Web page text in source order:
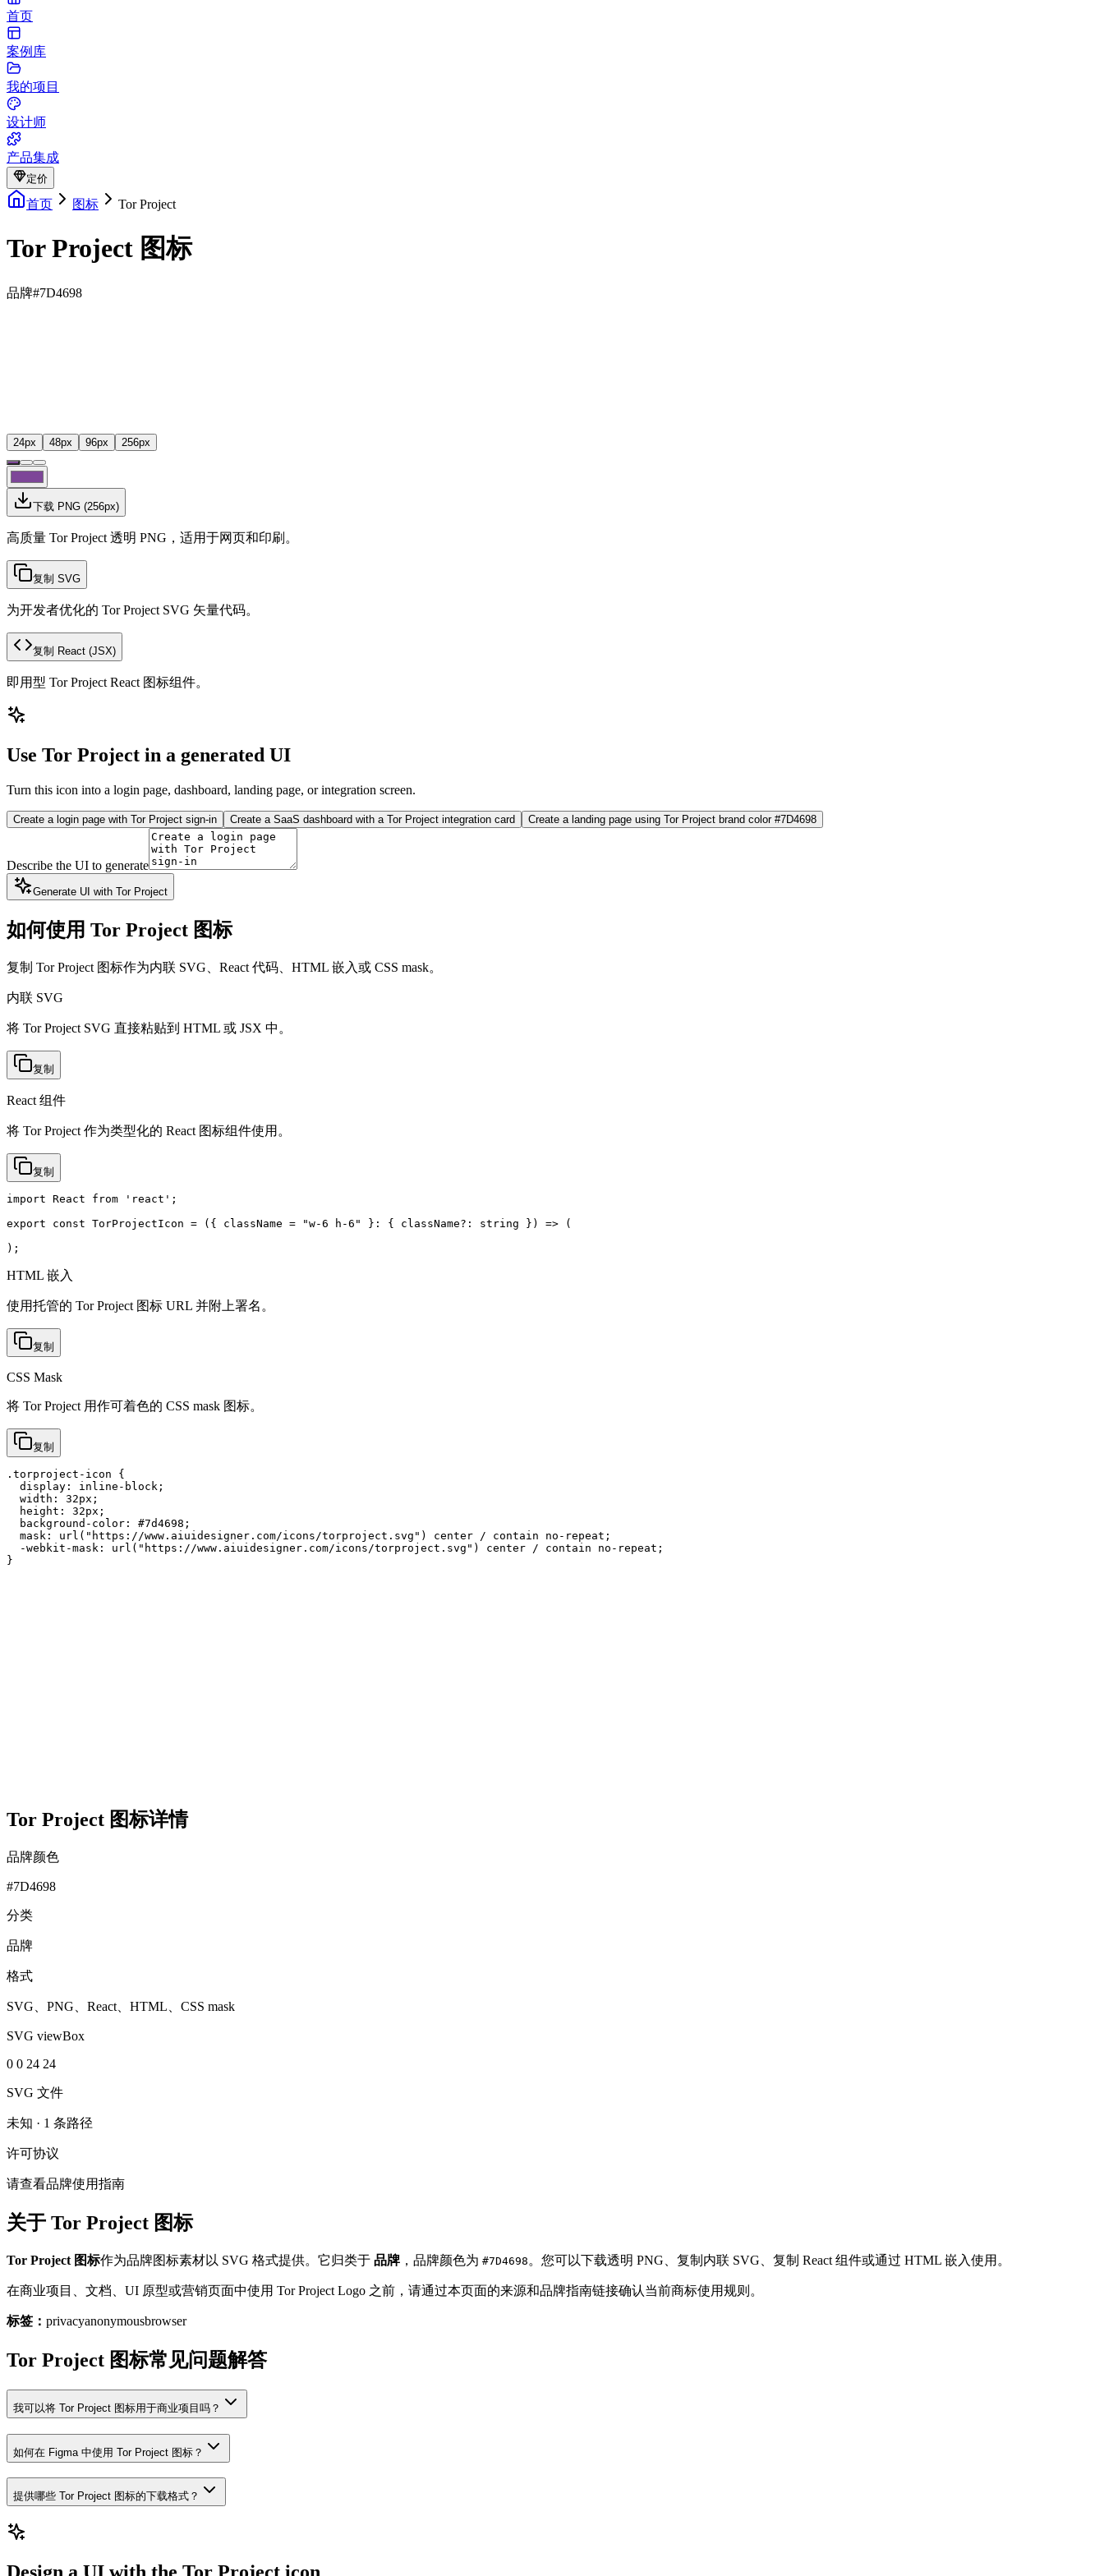
首页
案例库
我的项目
设计师
产品集成
定价
首页 图标 Tor Project
Tor Project 图标
品牌#7D4698
24px 48px 96px 256px
下载 PNG (256px)
高质量 Tor Project 透明 PNG，适用于网页和印刷。
复制 SVG
为开发者优化的 Tor Project SVG 矢量代码。
复制 React (JSX)
即用型 Tor Project React 图标组件。
Use Tor Project in a generated UI
Turn this icon into a login page, dashboard, landing page, or integration screen.
Create a login page with Tor Project sign-in Create a SaaS dashboard with a Tor Project integration card Create a landing page using Tor Project brand color #7D4698
Describe the UI to generate
Generate UI with Tor Project
如何使用 Tor Project 图标
复制 Tor Project 图标作为内联 SVG、React 代码、HTML 嵌入或 CSS mask。
内联 SVG
将 Tor Project SVG 直接粘贴到 HTML 或 JSX 中。
复制
React 组件
将 Tor Project 作为类型化的 React 图标组件使用。
复制
import React from 'react';
export const TorProjectIcon = ({ className = "w-6 h-6" }: { className?: string }) => (
);
HTML 嵌入
使用托管的 Tor Project 图标 URL 并附上署名。
复制
CSS Mask
将 Tor Project 用作可着色的 CSS mask 图标。
复制
.torproject-icon {
  display: inline-block;
  width: 32px;
  height: 32px;
  background-color: #7d4698;
  mask: url("https://www.aiuidesigner.com/icons/torproject.svg") center / contain no-repeat;
  -webkit-mask: url("https://www.aiuidesigner.com/icons/torproject.svg") center / contain no-repeat;
}
Tor Project 图标详情
品牌颜色
#7D4698
分类
品牌
格式
SVG、PNG、React、HTML、CSS mask
SVG viewBox
0 0 24 24
SVG 文件
未知 · 1 条路径
许可协议
请查看品牌使用指南
关于 Tor Project 图标
Tor Project 图标作为品牌图标素材以 SVG 格式提供。它归类于 品牌 ，品牌颜色为 #7D4698 。您可以下载透明 PNG、复制内联 SVG、复制 React 组件或通过 HTML 嵌入使用。
在商业项目、文档、UI 原型或营销页面中使用 Tor Project Logo 之前，请通过本页面的来源和品牌指南链接确认当前商标使用规则。
标签： privacyanonymousbrowser
Tor Project 图标常见问题解答
我可以将 Tor Project 图标用于商业项目吗？
如何在 Figma 中使用 Tor Project 图标？
提供哪些 Tor Project 图标的下载格式？